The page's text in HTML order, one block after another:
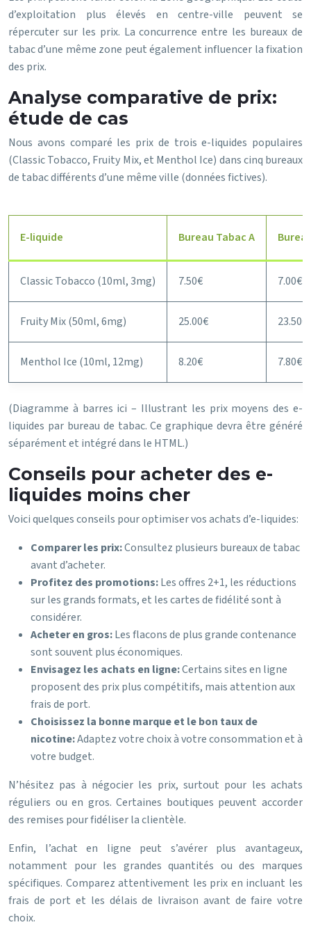
d’exploitation plus élevés en centre-ville peuvent se
répercuter sur les prix. La concurrence entre les bureaux de
tabac d’une même zone peut également influencer la fixation
des prix.
Analyse comparative de prix:
étude de cas
Nous avons comparé les prix de trois e-liquides populaires
(Classic Tobacco, Fruity Mix, et Menthol Ice) dans cinq bureaux
de tabac différents d’une même ville (données fictives).
E-liquide Bureau Tabac A
Classic Tobacco (10ml, 3mg) 7.50€ 7.00€
Fruity Mix (50ml, 6mg) 25.00€ 23.50€
Menthol Ice (10ml, 12mg) 8.20€ 7.80€
(Diagramme à barres ici – Illustrant les prix moyens des e-
liquides par bureau de tabac. Ce graphique devra être généré
séparément et intégré dans le HTML.)
Conseils pour acheter des e-
liquides moins cher
Voici quelques conseils pour optimiser vos achats d’e-liquides:
Comparer les prix:Consultez plusieurs bureaux de tabac
avant d’acheter.
Profitez des promotions:Les offres 2+1, les réductions
sur les grands formats, et les cartes de fidélité sont à
considérer.
Acheter en gros:Les flacons de plus grande contenance
sont souvent plus économiques.
Envisagez les achats en ligne:Certains sites en ligne
proposent des prix plus compétitifs, mais attention aux
frais de port.
Choisissez la bonne marque et le bon taux de
nicotine:Adaptez votre choix à votre consommation et à
votre budget.
N’hésitez pas à négocier les prix, surtout pour les achats
réguliers ou en gros. Certaines boutiques peuvent accorder
des remises pour fidéliser la clientèle.
Enfin, l’achat en ligne peut s’avérer plus avantageux,
notamment pour les grandes quantités ou des marques
spécifiques. Comparez attentivement les prix en incluant les
frais de port et les délais de livraison avant de faire votre
choix.